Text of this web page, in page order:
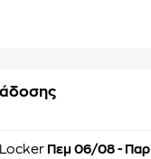
Locker Πεμ 06/08 - Παρ